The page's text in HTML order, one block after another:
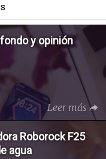
y opinión
Leer más
Roborock F25
agua